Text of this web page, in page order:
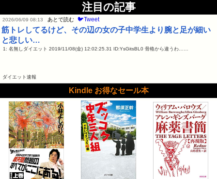
注目の記事
2026/06/09 08:13 あとで読む 🐦Tweet
筋トレしてるけど、その辺の女の子中学生より腕と足が細い
と悲しい…
1: 名無しダイエット 2019/11/08(金) 12:02:25.31 ID:YsGitsBL0 骨格から違うわ……
ダイエット速報
Kindle お得なセール本